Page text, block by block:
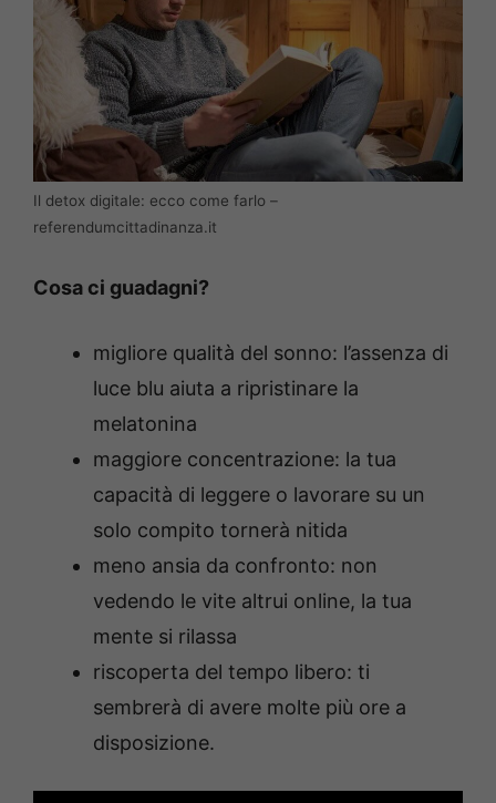
Il detox digitale: ecco come farlo –
referendumcittadinanza.it
Cosa ci guadagni?
migliore qualità del sonno: l’assenza di
luce blu aiuta a ripristinare la
melatonina
maggiore concentrazione: la tua
capacità di leggere o lavorare su un
solo compito tornerà nitida
meno ansia da confronto: non
vedendo le vite altrui online, la tua
mente si rilassa
riscoperta del tempo libero: ti
sembrerà di avere molte più ore a
disposizione.